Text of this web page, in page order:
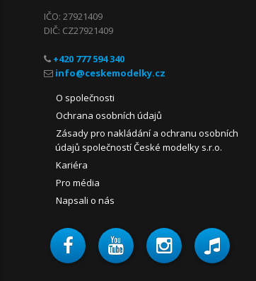
IČO: 27921409
DIČ: CZ27921409
+420 777 594 340
O společnosti
Ochrana osobních údajů
Zásady pro nakládání a ochranu osobních
údajů společností České modelky s.r.o.
Kariéra
Pro média
Napsali o nás